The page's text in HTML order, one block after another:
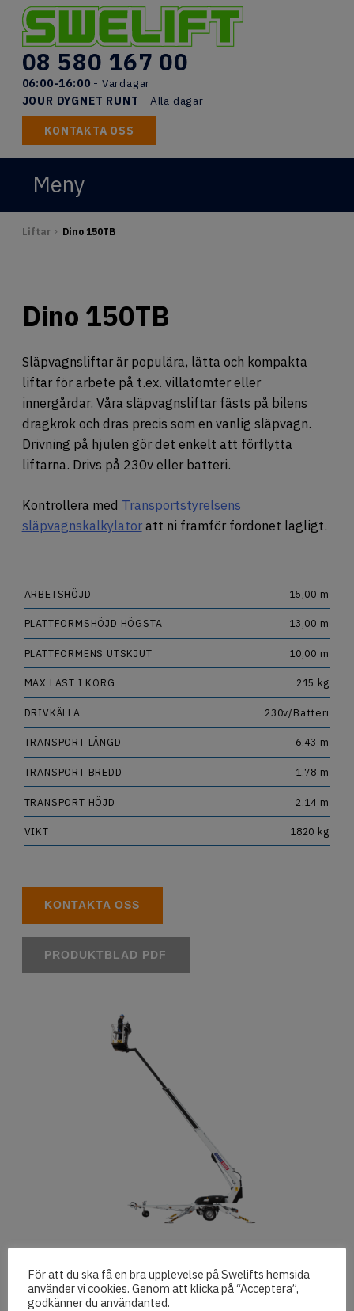
content
08 580 167 00
06:00-16:00 - Vardagar
JOUR DYGNET RUNT - Alla dagar
KONTAKTA OSS
Meny
START
DOKUMENT
OM OSS
JOBBA HOS OSS
Liftar > Dino 150TB
Dino 150TB
Släpvagnsliftar är populära, lätta och kompakta
liftar för arbete på t.ex. villatomter eller
innergårdar. Våra släpvagnsliftar fästs på bilens
dragkrok och dras precis som en vanlig släpvagn.
Drivning på hjulen gör det enkelt att förflytta
liftarna. Drivs på 230v eller batteri.
Kontrollera med Transportstyrelsens
släpvagnskalkylatoratt ni framför fordonet lagligt.
ARBETSHÖJD 15,00 m
PLATTFORMSHÖJD HÖGSTA 13,00 m
PLATTFORMENS UTSKJUT 10,00 m
MAX LAST I KORG 215 kg
DRIVKÄLLA 230v/Batteri
TRANSPORT LÄNGD 6,43 m
TRANSPORT BREDD 1,78 m
TRANSPORT HÖJD 2,14 m
VIKT 1820 kg
KONTAKTA OSS
PRODUKTBLAD PDF
För att du ska få en bra upplevelse på Swelifts hemsida
använder vi cookies. Genom att klicka på “Acceptera”,
godkänner du användanted.